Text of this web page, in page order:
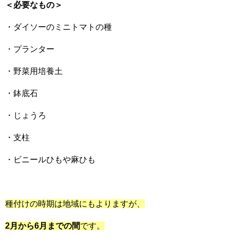
＜必要なもの＞
・ダイソーのミニトマトの種
・プランター
・野菜用培養土
・鉢底石
・じょうろ
・支柱
・ビニールひもや麻ひも
種付けの時期は地域にもよりますが、
2月から6月までの間です。